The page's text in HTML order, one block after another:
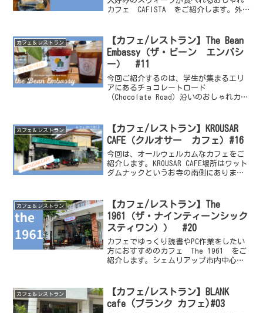
カフェ CAFISTA をご紹介します。外
カンボジア人の10代、20代の若い子たち
でいつもにぎわ...
カフェ＆レストラン
【カフェ/レストラン】The Bean
Embassy（ザ・ビーン エンバシ
ー） #11
今回ご紹介するのは、学生が集まるエリ
アにあるチョコレートロード
（Chocolate Road）沿いのおしゃれカフ
を淹れる様子見えて、なんともおしゃ
れ。店...
カフェ＆レストラン
【カフェ/レストラン】KROUSAR
CAFE（クルオサー カフェ）#16
今回は、オールウェルカムなカフェをご
紹介します。KROUSAR CAFE場所はワット
ダムナックというお寺の南側にありま
の席数は少ないですが、シンプルなイン
テリアで落ち着...
カフェ＆レストラン
【カフェ/レストラン】The
1961（ザ・ナインティーンシック
スティワン）） #20
カフェでゆっくり読書やPC作業をしたい
方におすすめのカフェ The 1961 をご
紹介します。シェムリアップ市内中心部
ある隠れ家的カフェです。このThe 1961
は以前...
カフェ＆レストラン
【カフェ/レストラン】BLANK
cafe (ブランク カフェ)#03